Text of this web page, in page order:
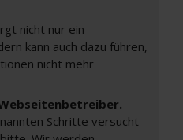
nicht nur ein
kann auch dazu führen,
nicht mehr
Schritte versucht